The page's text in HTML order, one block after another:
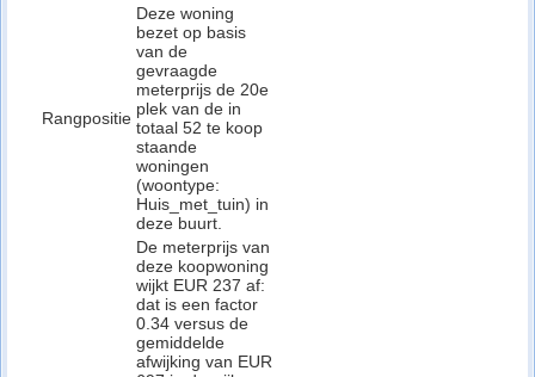
Rangpositie
Deze woning
bezet op basis
van de
gevraagde
meterprijs de 20e
plek van de in
totaal 52 te koop
staande
woningen
(woontype:
Huis_met_tuin) in
deze buurt.
De meterprijs van
deze koopwoning
wijkt EUR 237 af:
dat is een factor
0.34 versus de
gemiddelde
afwijking van EUR